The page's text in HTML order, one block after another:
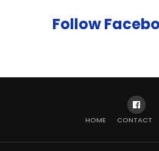
Follow
HOME CONTACT